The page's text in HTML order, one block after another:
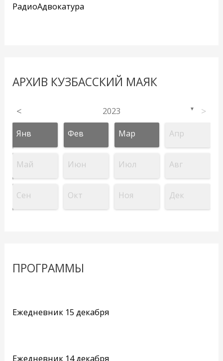
РадиоАдвокатура
АРХИВ КУЗБАССКИЙ МАЯК
< 2023 ▼ >
Янв Фев Мар Апр
Май Июн Июл Авг
Сен Окт Ноя Дек
ПРОГРАММЫ
Ежедневник 15 декабря
Ежедневник 14 декабря